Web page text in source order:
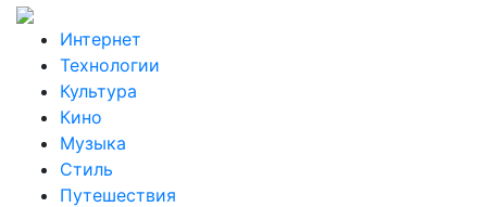
Интернет
Технологии
Культура
Кино
Музыка
Стиль
Путешествия